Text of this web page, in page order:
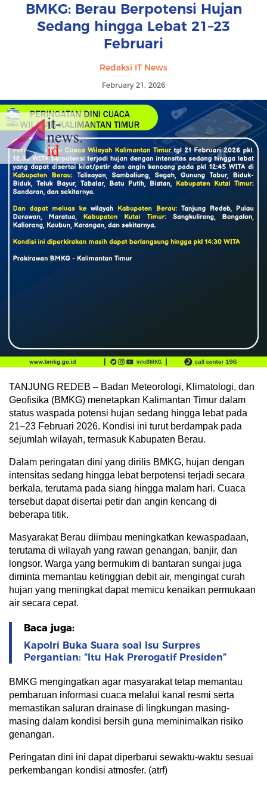
BMKG: Berau Berpotensi Hujan
Sedang hingga Lebat 21–23
Februari
Redaksi IT News
February 21, 2026
TANJUNG REDEB – Badan Meteorologi, Klimatologi, dan
Geofisika (BMKG) menetapkan Kalimantan Timur dalam
status waspada potensi hujan sedang hingga lebat pada
21–23 Februari 2026. Kondisi ini turut berdampak pada
sejumlah wilayah, termasuk Kabupaten Berau.
Dalam peringatan dini yang dirilis BMKG, hujan dengan
intensitas sedang hingga lebat berpotensi terjadi secara
berkala, terutama pada siang hingga malam hari. Cuaca
tersebut dapat disertai petir dan angin kencang di
beberapa titik.
Masyarakat Berau diimbau meningkatkan kewaspadaan,
terutama di wilayah yang rawan genangan, banjir, dan
longsor. Warga yang bermukim di bantaran sungai juga
diminta memantau ketinggian debit air, mengingat curah
hujan yang meningkat dapat memicu kenaikan permukaan
air secara cepat.
Baca juga:
Kapolri Buka Suara soal Isu Surpres
Pergantian: “Itu Hak Prerogatif Presiden”
BMKG mengingatkan agar masyarakat tetap memantau
pembaruan informasi cuaca melalui kanal resmi serta
memastikan saluran drainase di lingkungan masing-
masing dalam kondisi bersih guna meminimalkan risiko
genangan.
Peringatan dini ini dapat diperbarui sewaktu-waktu sesuai
perkembangan kondisi atmosfer. (atrf)